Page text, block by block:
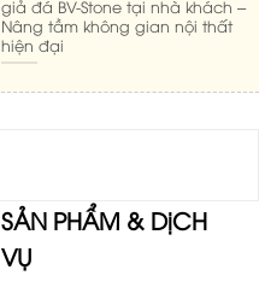
giả đá BV-Stone tại nhà khách –
Nâng tầm không gian nội thất
hiện đại
SẢN PHẨM & DịCH
VỤ